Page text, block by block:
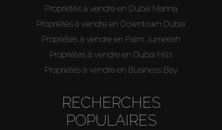
Propriétés à vendre en Dubai Marina
Propriétés à vendre en Downtown Dubai
Propriétés à vendre en Palm Jumeirah
Propriétés à vendre en Dubai Hills
Propriétés à vendre en Business Bay
RECHERCHES
POPULAIRES